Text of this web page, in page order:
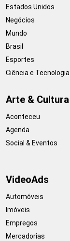
Estados Unidos
Negócios
Mundo
Brasil
Esportes
Ciência e Tecnologia
Arte & Cultura
Aconteceu
Agenda
Social & Eventos
VideoAds
Automóveis
Imóveis
Empregos
Mercadorias